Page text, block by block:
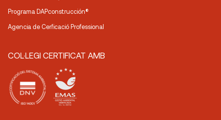
Programa DAPconstrucción®
Agencia de Cerficació Professional
COL·LEGI CERTIFICAT AMB